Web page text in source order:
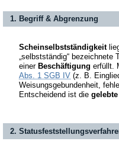
1. Begriff & Abgrenzung
Scheinselbstständigkeit
„selbstständig“
einer Beschäftigung erfüllt.
Abs. 1 SGB IV (z. B.
Weisungsgebundenheit,
Entscheidend ist die
2.